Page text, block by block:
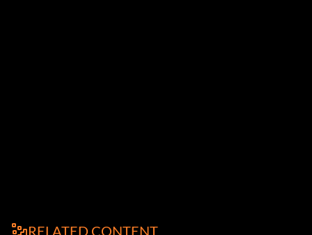
RELATED CONTENT